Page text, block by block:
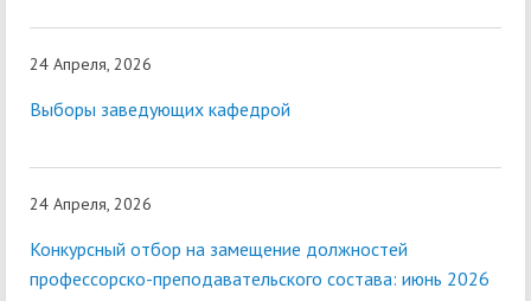
24 Апреля, 2026
Выборы заведующих кафедрой
24 Апреля, 2026
Конкурсный отбор на замещение должностей
профессорско-преподавательского состава: июнь 2026